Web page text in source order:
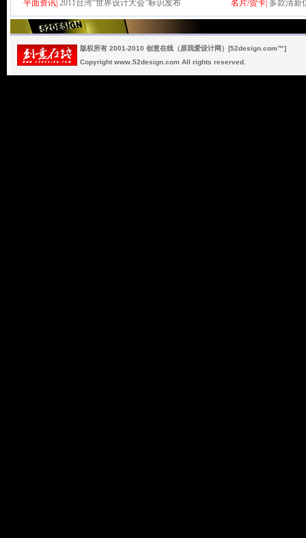
平面资讯| 2011台湾“世界设计大会”标识发布 名片/贺卡| 多款清新
版权所有 2001-2010 创意在线（原我爱设计网）[52design.com™]
Copyright www.52design.com All rights reserved.